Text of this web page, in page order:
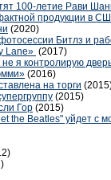
100-летие Рави
продукции в
(2020)
Битлз и
Lane» (2017)
не я контролирую
(2016)
на торги
(2015)
Гор (2015)
the Beatles" уйдет с